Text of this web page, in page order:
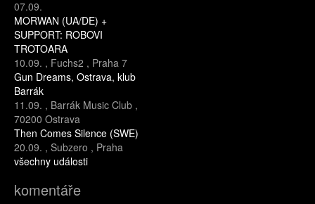
07.09.
MORWAN (UA/DE) +
SUPPORT: ROBOVI
TROTOARA
10.09. , Fuchs2 , Praha 7
Gun Dreams, Ostrava, klub
Barrák
11.09. , Barrák Music Club ,
70200 Ostrava
Then Comes Silence (SWE)
20.09. , Subzero , Praha
všechny události
komentáře